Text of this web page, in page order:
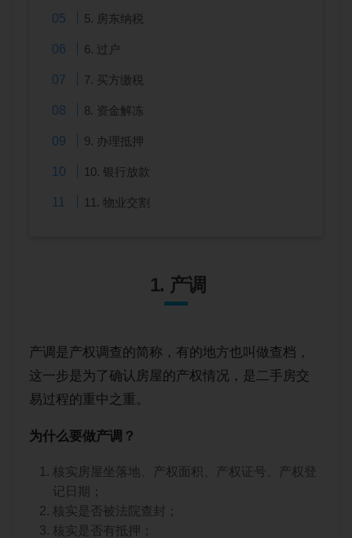
5. 房东纳税
6. 过户
7. 买方缴税
8. 资金解冻
9. 办理抵押
10. 银行放款
11. 物业交割
1. 产调
产调是产权调查的简称，有的地方也叫做查档，
这一步是为了确认房屋的产权情况，是二手房交
易过程的重中之重。
为什么要做产调？
核实房屋坐落地、产权面积、产权证号、产权登
记日期；
核实是否被法院查封；
核实是否有抵押；